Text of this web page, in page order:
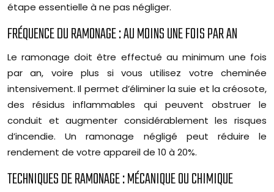
étape essentielle à ne pas négliger.
FRÉQUENCE DU RAMONAGE : AU MOINS UNE FOIS PAR AN
Le ramonage doit être effectué au minimum une fois
par an, voire plus si vous utilisez votre cheminée
intensivement. Il permet d’éliminer la suie et la créosote,
des résidus inflammables qui peuvent obstruer le
conduit et augmenter considérablement les risques
d’incendie. Un ramonage négligé peut réduire le
rendement de votre appareil de 10 à 20%.
TECHNIQUES DE RAMONAGE : MÉCANIQUE OU CHIMIQUE